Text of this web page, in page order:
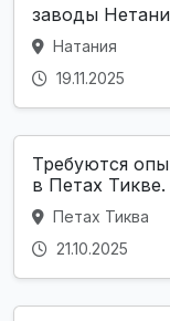
заводы
Натания
19.11.2025
Требуются
в Петах Тикве.
Петах Тиква
21.10.2025